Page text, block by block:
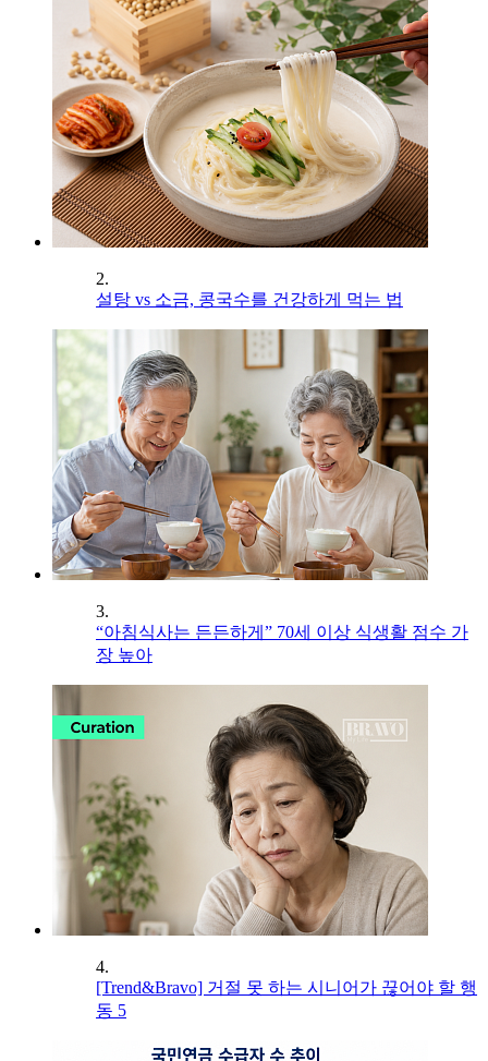
2.
설탕 vs 소금, 콩국수를 건강하게 먹는 법
3.
“아침식사는 든든하게” 70세 이상 식생활 점수 가
장 높아
4.
[Trend&Bravo] 거절 못 하는 시니어가 끊어야 할 행
동 5